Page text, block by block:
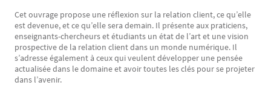
Cet ouvrage propose une réflexion sur la relation client, ce qu’elle
est devenue, et ce qu’elle sera demain. Il présente aux praticiens,
enseignants-chercheurs et étudiants un état de l’art et une vision
prospective de la relation client dans un monde numérique. Il
s’adresse également à ceux qui veulent développer une pensée
actualisée dans le domaine et avoir toutes les clés pour se projeter
dans l’avenir.